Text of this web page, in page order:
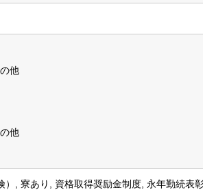
他
他
, 寮あり, 資格取得奨励金制度, 永年勤続表